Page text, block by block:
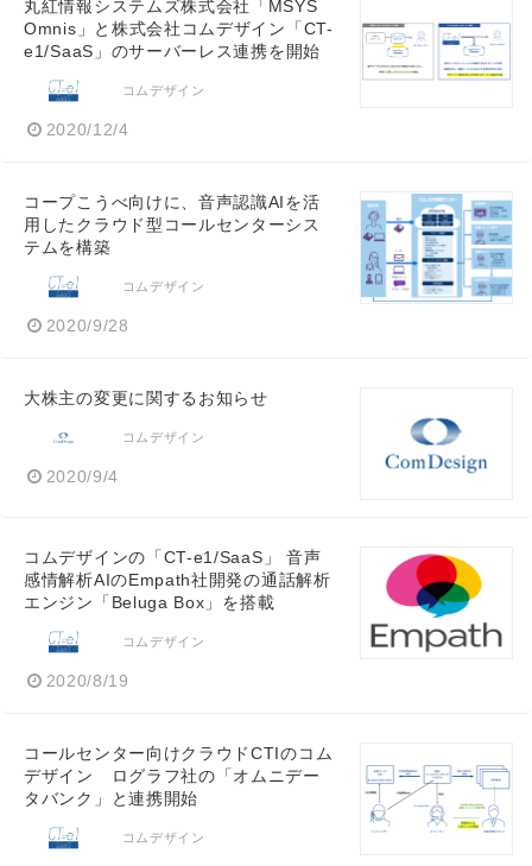
丸紅情報システムズ株式会社「MSYS
Omnis」と株式会社コムデザイン「CT-
e1/SaaS」のサーバーレス連携を開始
コムデザイン
2020/12/4
コープこうべ向けに、音声認識AIを活
用したクラウド型コールセンターシス
テムを構築
コムデザイン
2020/9/28
大株主の変更に関するお知らせ
コムデザイン
2020/9/4
コムデザインの「CT-e1/SaaS」 音声
感情解析AIのEmpath社開発の通話解析
エンジン「Beluga Box」を搭載
コムデザイン
2020/8/19
コールセンター向けクラウドCTIのコム
デザイン ログラフ社の「オムニデー
タバンク」と連携開始
コムデザイン